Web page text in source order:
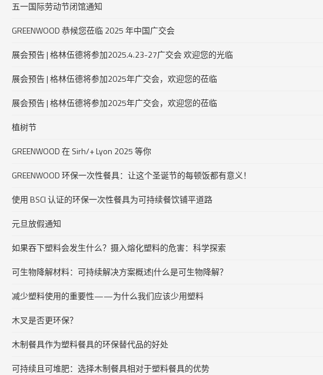
五一国际劳动节闭馆通知
GREENWOOD 恭候您莅临 2025 年中国广交会
展会预告 | 格林伍德将参加2025.4.23-27广交会 欢迎您的光临
展会预告 | 格林伍德将参加2025年广交会，欢迎您的莅临
展会预告 | 格林伍德将参加2025年广交会，欢迎您的莅临
植树节
GREENWOOD 在 Sirh/+ Lyon 2025 等你
GREENWOOD 环保一次性餐具：让这个圣诞节的每顿饭都有意义！
使用 BSCI 认证的环保一次性餐具为可持续餐饮铺平道路
元旦放假通知
如果吞下塑料会发生什么？摄入熔化塑料的危害：科学探索
可生物降解材料：可持续解决方案概述|什么是可生物降解？
减少塑料使用的重要性——为什么我们应该少用塑料
木叉是否更环保？
木制餐具作为塑料餐具的环保替代品的好处
可持续且可堆肥：选择木制餐具相对于塑料餐具的优势